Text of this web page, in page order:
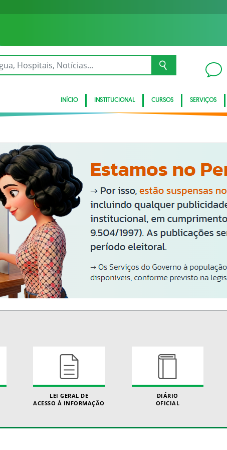
INÍCIO INSTITUCIONAL CURSOS SERVIÇOS
LEI GERAL DE
ACESSO À INFORMAÇÃO
DIÁRIO
OFICIAL